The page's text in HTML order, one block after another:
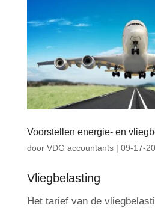
Voorstellen energie- en
door VDG accountants| 09-17-
Vliegbelasting
Het tarief van de